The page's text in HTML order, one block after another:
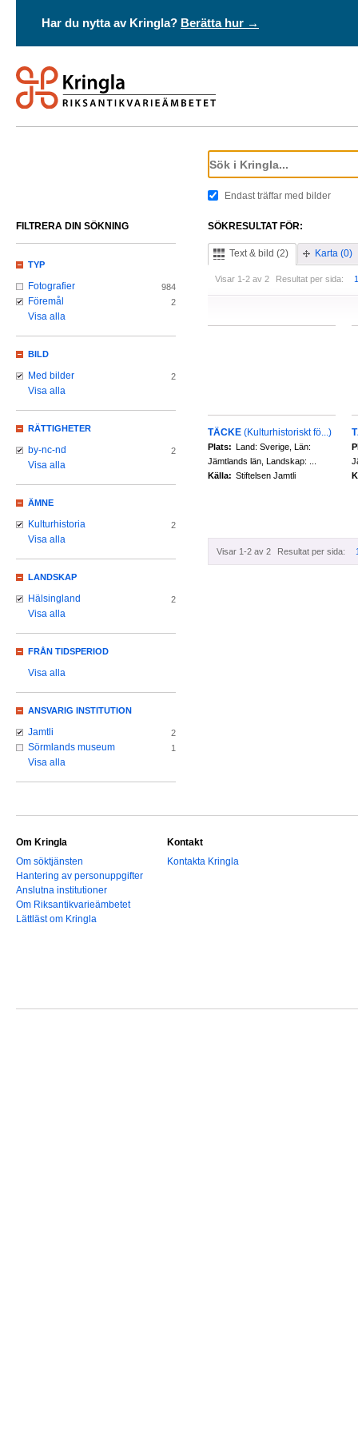
Har du nytta av Kringla? Berätta hur →
Endast träffar med bilder
SÖKRESULTAT FÖR:
Text & bild (2) Karta (0)
Visar 1-2 av 2 Resultat per sida:
TÄCKE (Kulturhistoriskt fö...)
Plats: Land: Sverige, Län:
Jämtlands län, Landskap: ...
Källa: Stiftelsen Jamtli
Visar 1-2 av 2 Resultat per sida:
FILTRERA DIN SÖKNING
TYP
Fotografier 984
Föremål 2
Visa alla
BILD
Med bilder 2
Visa alla
RÄTTIGHETER
by-nc-nd 2
Visa alla
ÄMNE
Kulturhistoria 2
Visa alla
LANDSKAP
Hälsingland 2
Visa alla
FRÅN TIDSPERIOD
Visa alla
ANSVARIG INSTITUTION
Jamtli 2
Sörmlands museum 1
Visa alla
Om Kringla
Om söktjänsten
Hantering av personuppgifter
Anslutna institutioner
Om Riksantikvarieämbetet
Lättläst om Kringla
Kontakt
Kontakta Kringla